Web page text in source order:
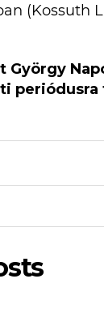
(Kossuth
György